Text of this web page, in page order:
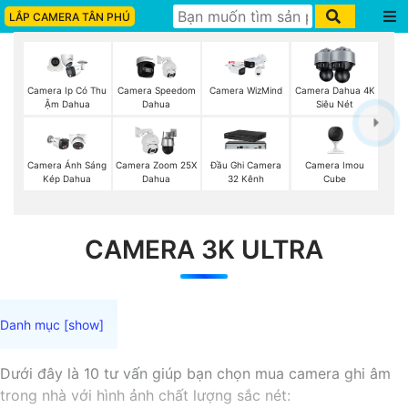
LẮP CAMERA TÂN PHÚ
Camera Ip Có Thu
Ậm Dahua
Camera Speedom
Dahua
Camera WizMind
Camera Dahua 4K
Siêu Nét
Camera Ánh Sáng
Kép Dahua
Camera Zoom 25X
Dahua
Đầu Ghi Camera
32 Kênh
Camera Imou
Cube
CAMERA 3K ULTRA
Dưới đây là 10 tư vấn giúp bạn chọn mua camera ghi âm
trong nhà với hình ảnh chất lượng sắc nét: